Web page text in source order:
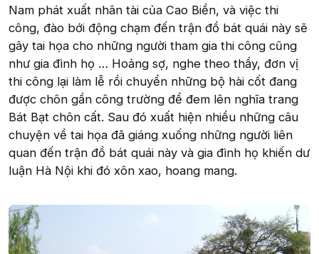
Nam phát xuất nhân tài của Cao Biền, và việc thi
công, đào bới động chạm đến trận đồ bát quái này sẽ
gây tai họa cho những người tham gia thi công cũng
như gia đình họ … Hoảng sợ, nghe theo thầy, đơn vị
thi công lại làm lễ rồi chuyển những bộ hài cốt đang
được chôn gần công trường để đem lên nghĩa trang
Bát Bạt chôn cất. Sau đó xuất hiện nhiều những câu
chuyện về tai họa đã giáng xuống những người liên
quan đến trận đồ bát quái này và gia đình họ khiến dư
luận Hà Nội khi đó xôn xao, hoang mang.